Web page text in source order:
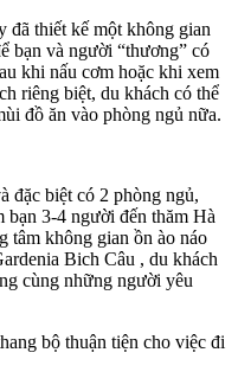
đã thiết kế một không gian
bạn và người “thương” có
khi nấu cơm hoặc khi xem
riêng biệt, du khách có thể
đồ ăn vào phòng ngủ nữa.
đặc biệt có 2 phòng ngủ,
bạn 3-4 người đến thăm Hà
tâm không gian ồn ào náo
Bich Câu , du khách
cùng những người yêu
bộ thuận tiện cho việc đi